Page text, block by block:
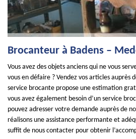
Brocanteur à Badens –
Vous avez des objets anciens qui ne vous
vous en défaire ? Vendez vos articles auprès
service brocante propose une estimation
vous avez également besoin d’un service
pouvez adresser votre demande auprès de
réalisons une assistance performante et
suffit de nous contacter pour obtenir